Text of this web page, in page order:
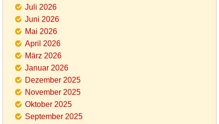
Juli 2026
Juni 2026
Mai 2026
April 2026
März 2026
Januar 2026
Dezember 2025
November 2025
Oktober 2025
September 2025